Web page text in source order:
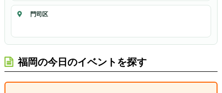
門司区
福岡の今日のイベントを探す